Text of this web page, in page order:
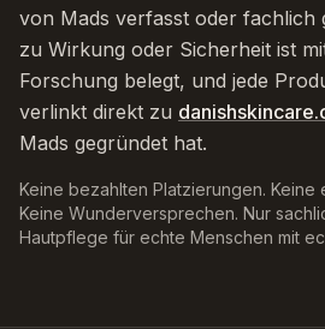
von Mads verfasst oder fachlich
zu Wirkung oder Sicherheit ist
Forschung belegt, und jede
verlinkt direkt zu
Mads gegründet hat.
Keine bezahlten Platzierungen. Keine
Keine Wunderversprechen. Nur
Hautpflege für echte Menschen mit